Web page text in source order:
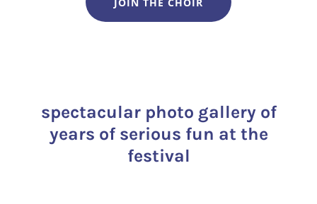
spectacular photo gallery of
years of serious fun at the
festival